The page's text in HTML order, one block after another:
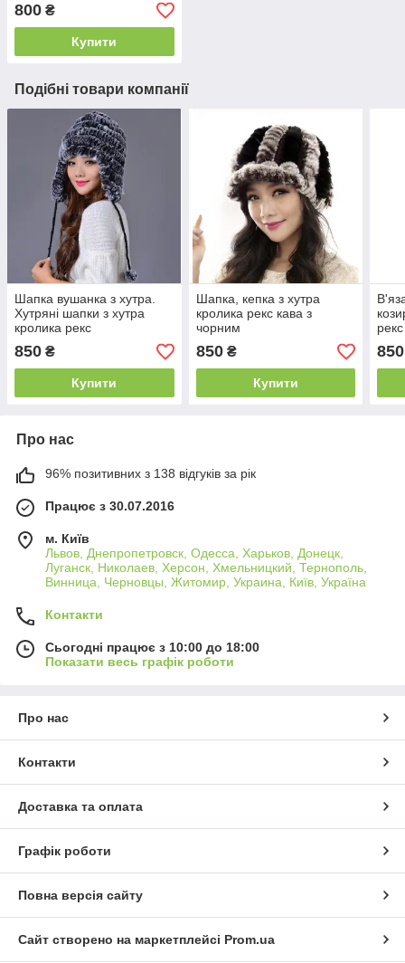
800 ₴
Купити
Подібні товари компанії
Шапка вушанка з хутра.
Хутряні шапки з хутра
кролика рекс
850 ₴
Купити
Шапка, кепка з хутра
кролика рекс кава з
чорним
850₴
Купити
850
Про нас
96% позитивних з 138 відгуків за рік
Працює з 30.07.2016
м. Київ
Львов, Днепропетровск, Одесса, Харьков, Донецк,
Луганск, Николаев, Херсон, Хмельницкий, Тернополь,
Винница, Черновцы, Житомир, Украина, Київ, Україна
Контакти
Сьогодні працює з 10:00 до 18:00
Показати весь графік роботи
Про нас
Контакти
Доставка та оплата
Графік роботи
Повна версія сайту
Сайт створено на маркетплейсі Prom.ua